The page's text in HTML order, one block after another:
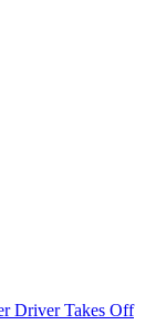
Driver Takes Off